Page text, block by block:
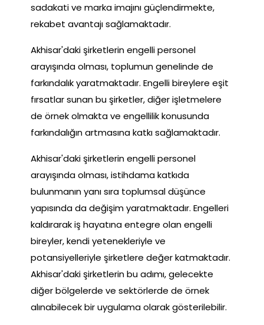
sadakati ve marka imajını güçlendirmekte,
rekabet avantajı sağlamaktadır.
Akhisar'daki şirketlerin engelli personel
arayışında olması, toplumun genelinde de
farkındalık yaratmaktadır. Engelli bireylere eşit
fırsatlar sunan bu şirketler, diğer işletmelere
de örnek olmakta ve engellilik konusunda
farkındalığın artmasına katkı sağlamaktadır.
Akhisar'daki şirketlerin engelli personel
arayışında olması, istihdama katkıda
bulunmanın yanı sıra toplumsal düşünce
yapısında da değişim yaratmaktadır. Engelleri
kaldırarak iş hayatına entegre olan engelli
bireyler, kendi yetenekleriyle ve
potansiyelleriyle şirketlere değer katmaktadır.
Akhisar'daki şirketlerin bu adımı, gelecekte
diğer bölgelerde ve sektörlerde de örnek
alınabilecek bir uygulama olarak gösterilebilir.